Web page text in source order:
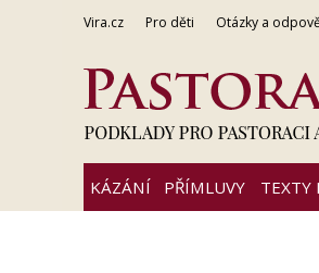
Vira.cz Pro děti Otázky a
KÁZÁNÍ PŘÍMLUVY TEXTY